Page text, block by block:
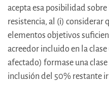
acepta esa posibilidad
resistencia, al (i) considerar
elementos objetivos
acreedor incluido en la
afectado) formase una
inclusión del 50% restante